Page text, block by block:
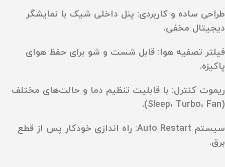
طراحی ساده و کاربردی: پنل داخلی شیک با نمایشگر
دیجیتال مخفی.
فیلتر تصفیه هوا: قابل شست‌ و شو برای حفظ هوای
پاکیزه.
ریموت کنترل: با قابلیت تنظیم دما و حالت‌های مختلف
(Sleep، Turbo، Fan)
.
سیستم Auto Restart
: راه‌ اندازی خودکار پس از قطع
برق.